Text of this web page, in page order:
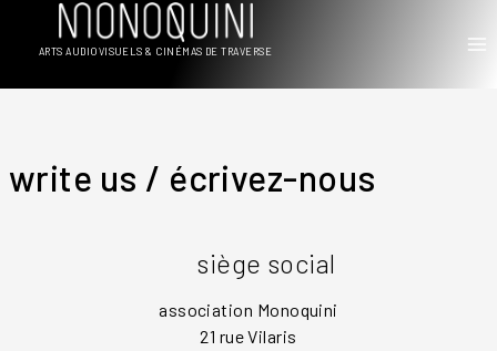
ARTS AUDIOVISUELS & CINÉMAS DE TRAVERSE
write us / écrivez-nous
siège social
association Monoquini
21 rue Vilaris